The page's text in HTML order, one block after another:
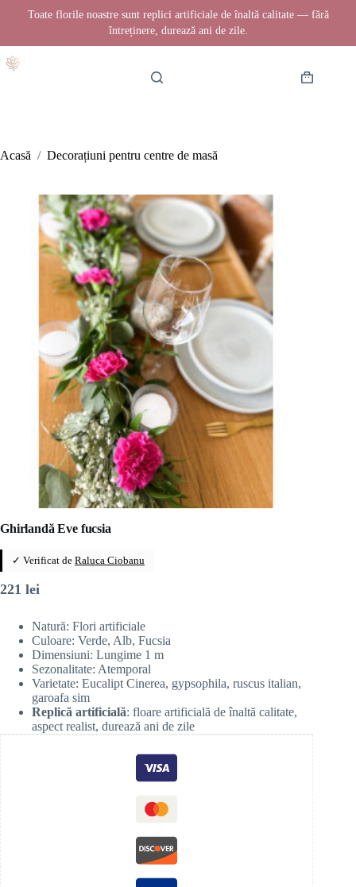
Toate florile noastre sunt replici artificiale de înaltă calitate — fără
întreținere, durează ani de zile.
la
Coș
Acasă / Decorațiuni pentru centre de masă
Ghirlandă Eve fucsia
✓ Verificat de Raluca Ciobanu
221 lei
Natură: Flori artificiale
Culoare: Verde, Alb, Fucsia
Dimensiuni: Lungime 1 m
Sezonalitate: Atemporal
Varietate: Eucalipt Cinerea, gypsophila, ruscus italian,
garoafa sim
Replică artificială: floare artificială de înaltă calitate,
aspect realist, durează ani de zile